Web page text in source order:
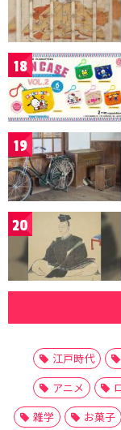
18
19
20
江戸時代
アニメ
雑学
お菓子